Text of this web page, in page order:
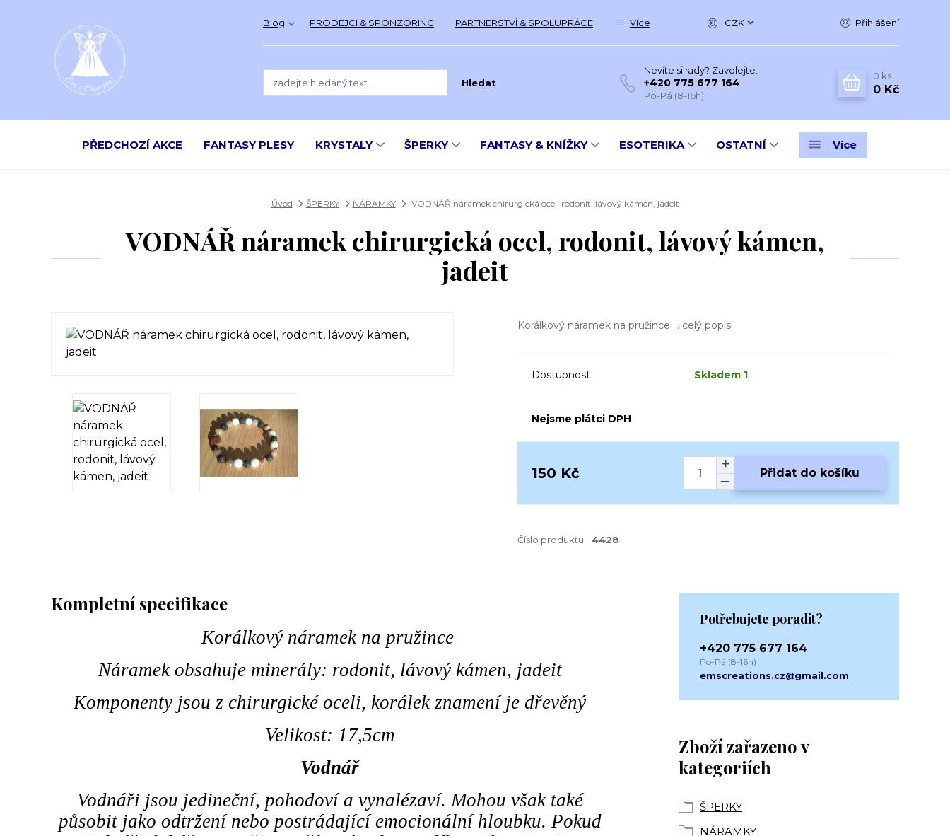
Blog PRODEJCI & SPONZORING PARTNERSTVÍ & SPOLUPRÁCE Více CZK Přihlášení
Hledat
Nevíte si rady? Zavolejte.
+420 775 677 164
Po-Pá (8-16h)
0 ks
0 Kč
PŘEDCHOZÍ AKCE FANTASY PLESY KRYSTALY ŠPERKY FANTASY & KNÍŽKY ESOTERIKA OSTATNÍ Více
Úvod ŠPERKY NÁRAMKY VODNÁŘ náramek chirurgická ocel, rodonit, lávový kámen, jadeit
VODNÁŘ náramek chirurgická ocel, rodonit, lávový kámen,
jadeit
Korálkový náramek na pružince ... celý popis
Dostupnost Skladem 1
Nejsme plátci DPH
150 Kč Přidat do košíku
Číslo produktu: 4428
Kompletní specifikace
Korálkový náramek na pružince
Náramek obsahuje minerály: rodonit, lávový kámen, jadeit
Komponenty jsou z chirurgické oceli, korálek znamení je dřevěný
Velikost: 17,5cm
Vodnář
Vodnáři jsou jedineční, pohodoví a vynalézaví. Mohou však také
působit jako odtržení nebo postrádající emocionální hloubku. Pokud
Zboží zařazeno v
kategoriích
ŠPERKY
NÁRAMKY
Potřebujete poradit?
+420 775 677 164
Po-Pá (8-16h)
emscreations.cz@gmail.com